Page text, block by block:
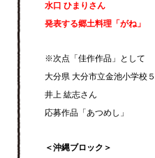
水口 ひまりさん
発表する郷土料理「がね」
※次点「佳作作品」として
大分県 大分市立金池小学校
井上 紘志さん
応募作品「あつめし」
＜沖縄ブロック＞